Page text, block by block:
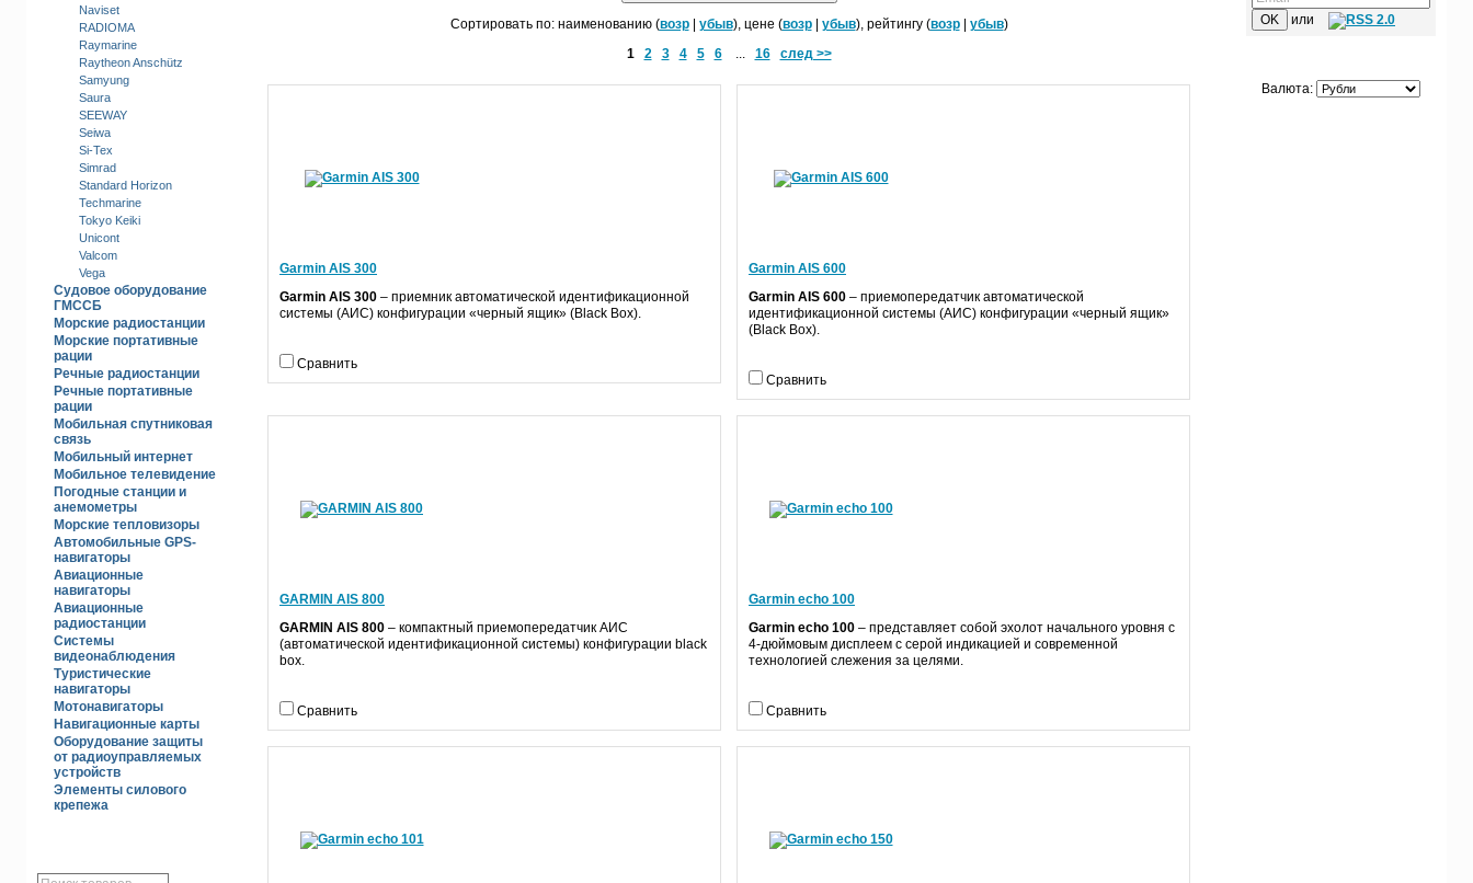
Naviset
RADIOMA
Raymarine
Raytheon Anschütz
Samyung
Saura
SEEWAY
Seiwa
Si-Tex
Simrad
Standard Horizon
Techmarine
Tokyo Keiki
Unicont
Valcom
Vega
Судовое оборудование
ГМССБ
Морские радиостанции
Морские портативные
рации
Речные радиостанц­ии
Речные портативные
рации
Мобильная спутниковая
связь
Мобильный интернет
Мобильное телевидение
Погодные станции и
анемометры
Морские тепловизоры
Автомобильные GPS-
навигаторы
Авиационные
навигаторы
Авиационные
радиостанции
Системы
видеонаблюдения
Туристические
навигаторы
Мотонавигаторы
Навигационные карты
Оборудование защиты
от радиоуправляемых
устройств
Элементы силового
крепежа
Сортировать по: наименованию (возр| убыв), цене (возр| убыв), рейтингу (возр| убыв)
1
2 3 4 5 6... 16 след >>
Garmin AIS 300
Garmin AIS 300 – приемник автоматической идентификационной
системы (АИС) конфигурации «черный ящик» (Black Box).
Сравнить
Garmin AIS 600
Garmin AIS 600 – приемопередатчик автоматической
идентификационной системы (АИС) конфигурации «черный ящик»
(Black Box).
Сравнить
GARMIN AIS 800
GARMIN AIS 800 – компактный приемопередатчик АИС
(автоматической идентификационной системы) конфигурации black
box.
Сравнить
Garmin echo 100
Garmin echo 100 – представляет собой эхолот начального уровня с
4-дюймовым дисплеем с серой индикацией и современной
технологией слежения за целями.
Сравнить
или
Валюта: